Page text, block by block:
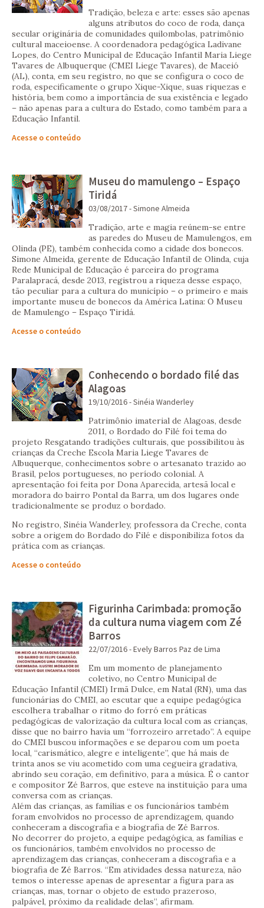
Tradição, beleza e arte: esses são apenas
alguns atributos do coco de roda, dança
secular originária de comunidades quilombolas, patrimônio
cultural maceioense. A coordenadora pedagógica Ladivane
Lopes, do Centro Municipal de Educação Infantil Maria Liege
Tavares de Albuquerque (CMEI Liege Tavares), de Maceió
(AL), conta, em seu registro, no que se configura o coco de
roda, especificamente o grupo Xique-Xique, suas riquezas e
história, bem como a importância de sua existência e legado
– não apenas para a cultura do Estado, como também para a
Educação Infantil.
Acesse o conteúdo
Museu do mamulengo – Espaço
Tiridá
03/08/2017 - Simone Almeida
Tradição, arte e magia reúnem-se entre
as paredes do Museu de Mamulengos, em
Olinda (PE), também conhecida como a cidade dos bonecos.
Simone Almeida, gerente de Educação Infantil de Olinda, cuja
Rede Municipal de Educação é parceira do programa
Paralapracá, desde 2013, registrou a riqueza desse espaço,
tão peculiar para a cultura do município – o primeiro e mais
importante museu de bonecos da América Latina: O Museu
de Mamulengo – Espaço Tiridá.
Acesse o conteúdo
Conhecendo o bordado filé das
Alagoas
19/10/2016 - Sinéia Wanderley
Patrimônio imaterial de Alagoas, desde
2011, o Bordado do Filé foi tema do
projeto Resgatando tradições culturais, que possibilitou às
crianças da Creche Escola Maria Liege Tavares de
Albuquerque, conhecimentos sobre o artesanato trazido ao
Brasil, pelos portugueses, no período colonial. A
apresentação foi feita por Dona Aparecida, artesã local e
moradora do bairro Pontal da Barra, um dos lugares onde
tradicionalmente se produz o bordado.
No registro, Sinéia Wanderley, professora da Creche, conta
sobre a origem do Bordado do Filé e disponibiliza fotos da
prática com as crianças.
Acesse o conteúdo
Figurinha Carimbada: promoção
da cultura numa viagem com Zé
Barros
22/07/2016 - Evely Barros Paz de Lima
Em um momento de planejamento
coletivo, no Centro Municipal de
Educação Infantil (CMEI) Irmã Dulce, em Natal (RN), uma das
funcionárias do CMEI, ao escutar que a equipe pedagógica
escolhera trabalhar o ritmo do forró em práticas
pedagógicas de valorização da cultura local com as crianças,
disse que no bairro havia um “forrozeiro arretado”. A equipe
do CMEI buscou informações e se deparou com um poeta
local, “carismático, alegre e inteligente”, que há mais de
trinta anos se viu acometido com uma cegueira gradativa,
abrindo seu coração, em definitivo, para a música. É o cantor
e compositor Zé Barros, que esteve na instituição para uma
conversa com as crianças.
Além das crianças, as famílias e os funcionários também
foram envolvidos no processo de aprendizagem, quando
conheceram a discografia e a biografia de Zé Barros.
No decorrer do projeto, a equipe pedagógica, as famílias e
os funcionários, também envolvidos no processo de
aprendizagem das crianças, conheceram a discografia e a
biografia de Zé Barros. “Em atividades dessa natureza, não
temos o interesse apenas de apresentar a figura para as
crianças, mas, tornar o objeto de estudo prazeroso,
palpável, próximo da realidade delas”, afirmam.